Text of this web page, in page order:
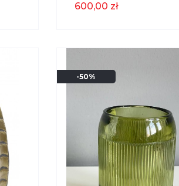
& Living
600,00 zł
-50%